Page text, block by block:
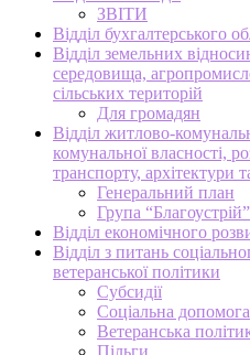
ЗВІТИ
Відділ бухгалтерського
Відділ земельних
середовища,
сільських територій
Для громадян
Відділ житлово-
комунальної власності,
транспорту, архітектури
Генеральний план
Група “Благоустрій”
Відділ економічного
Відділ з питань
ветеранської політики
Субсидії
Соціальна допомога
Ветеранська
Пільги